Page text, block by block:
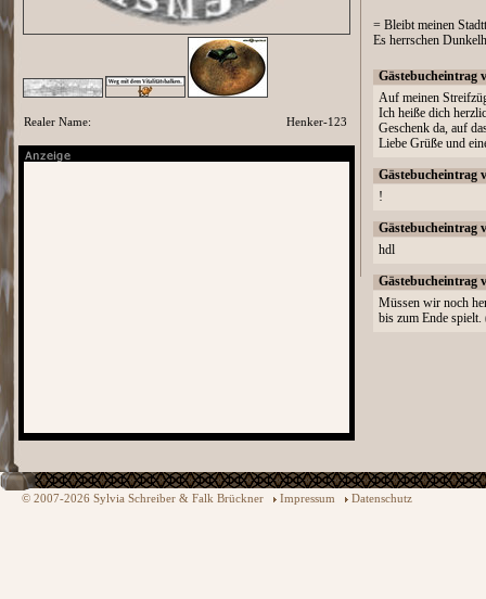
= Bleibt meinen
Es herrschen
Gästebucheintrag
Auf meinen
Ich heiße dich
Geschenk da, auf
Liebe Grüße und
Gästebucheintrag
!
Gästebucheintrag
hdl
Gästebucheintrag
Müssen wir noch
bis zum Ende
Realer Name: Henker-123
© 2007-2026 Sylvia Schreiber & Falk Brückner Impressum Datenschutz